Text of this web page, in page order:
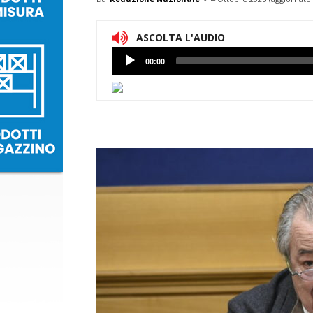
ASCOLTA L'AUDIO
Lettore
Audio
00:00